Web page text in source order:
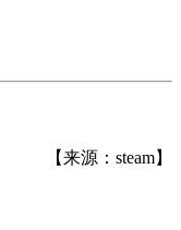
【来源：steam】